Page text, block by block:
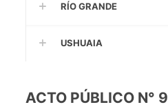
RÍO GRANDE
USHUAIA
ACTO PÚBLICO N° 9